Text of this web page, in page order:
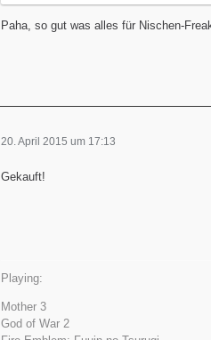
Paha, so gut was alles für Nischen-
20. April 2015 um 17:13
Gekauft!
Playing:
Mother 3
God of War 2